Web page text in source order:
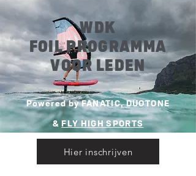
WDK
FOIL PROGRAMMA
VOOR LEDEN
Powered by FANATIC, DUOTONE
& FLY HIGH SPORTS
Hier inschrijven